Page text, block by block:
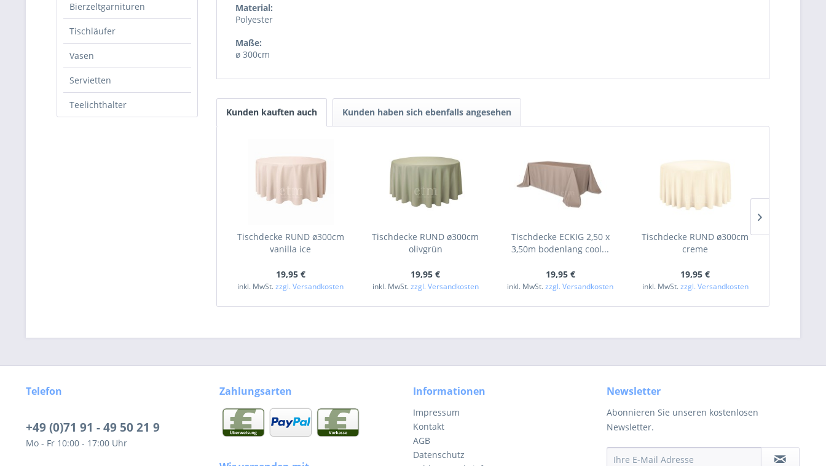
Bierzeltgarnituren
Tischläufer
Vasen
Servietten
Teelichthalter
Material:
Polyester
Maße:
ø 300cm
Kunden kauften auch Kunden haben sich ebenfalls angesehen
Tischdecke RUND ø300cm
vanilla ice
19,95 €
inkl. MwSt.zzgl. Versandkosten
Tischdecke RUND ø300cm
olivgrün
19,95 €
inkl. MwSt.zzgl. Versandkosten
Tischdecke ECKIG 2,50 x
3,50m bodenlang cool...
19,95 €
inkl. MwSt.zzgl. Versandkosten
Tischdecke RUND ø300cm
creme
19,95 €
inkl. MwSt.zzgl. Versandkosten
Telefon
+49 (0)71 91 - 49 50 21 9
Mo - Fr 10:00 - 17:00 Uhr
Zahlungsarten Informationen
Impressum
Kontakt
AGB
Datenschutz
Newsletter
Abonnieren Sie unseren kostenlosen
Newsletter.